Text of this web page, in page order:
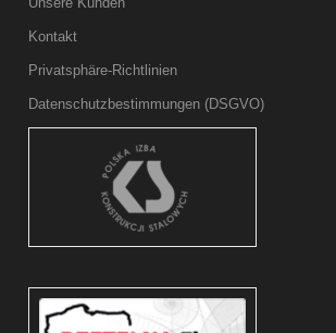
Kontakt
Privatsphäre-Richtlinien
Datenschutzbestimmungen (DSGVO)